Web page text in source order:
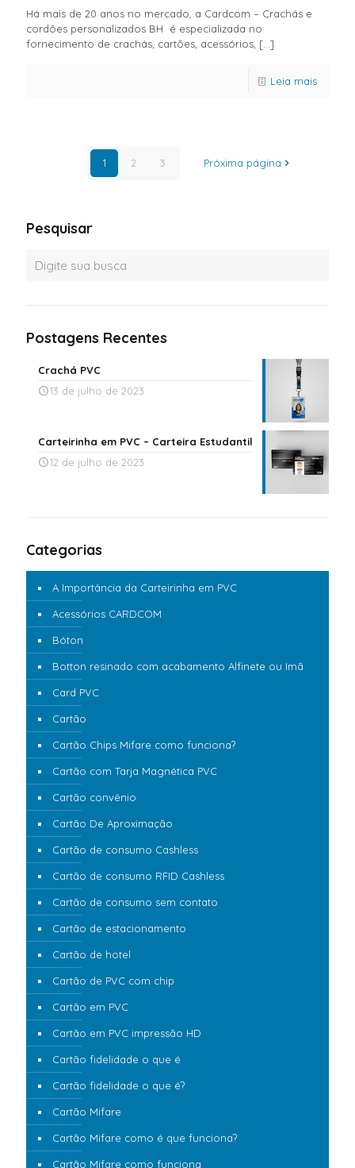
Há mais de 20 anos no mercado, a Cardcom – Crachás e
cordões personalizados BH é especializada no
fornecimento de crachás, cartões, acessórios, […]
Leia mais
1 2 3 Próxima página
Pesquisar
Postagens Recentes
Crachá PVC
13 de julho de 2023
Carteirinha em PVC – Carteira Estudantil
12 de julho de 2023
Categorias
A Importância da Carteirinha em PVC
Acessórios CARDCOM
Bóton
Botton resinado com acabamento Alfinete ou Imã
Card PVC
Cartão
Cartão Chips Mifare como funciona?
Cartão com Tarja Magnética PVC
Cartão convênio
Cartão De Aproximação
Cartão de consumo Cashless
Cartão de consumo RFID Cashless
Cartão de consumo sem contato
Cartão de estacionamento
Cartão de hotel
Cartão de PVC com chip
Cartão em PVC
Cartão em PVC impressão HD
Cartão fidelidade o que é
Cartão fidelidade o que é?
Cartão Mifare
Cartão Mifare como é que funciona?
Cartão Mifare como funciona